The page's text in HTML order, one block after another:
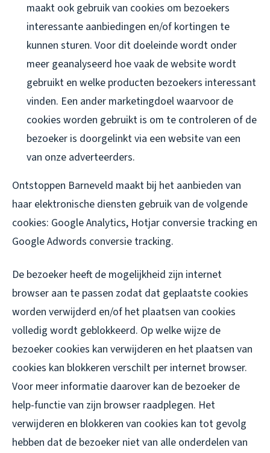
maakt ook gebruik van cookies om bezoekers
interessante aanbiedingen en/of kortingen te
kunnen sturen. Voor dit doeleinde wordt onder
meer geanalyseerd hoe vaak de website wordt
gebruikt en welke producten bezoekers interessant
vinden. Een ander marketingdoel waarvoor de
cookies worden gebruikt is om te controleren of de
bezoeker is doorgelinkt via een website van een
van onze adverteerders.
Ontstoppen Barneveld maakt bij het aanbieden van
haar elektronische diensten gebruik van de volgende
cookies: Google Analytics, Hotjar conversie tracking en
Google Adwords conversie tracking.
De bezoeker heeft de mogelijkheid zijn internet
browser aan te passen zodat dat geplaatste cookies
worden verwijderd en/of het plaatsen van cookies
volledig wordt geblokkeerd. Op welke wijze de
bezoeker cookies kan verwijderen en het plaatsen van
cookies kan blokkeren verschilt per internet browser.
Voor meer informatie daarover kan de bezoeker de
help-functie van zijn browser raadplegen. Het
verwijderen en blokkeren van cookies kan tot gevolg
hebben dat de bezoeker niet van alle onderdelen van